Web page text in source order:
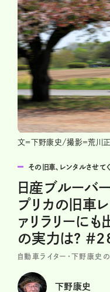
文＝下野康史/撮影＝荒川
その旧車、レンタルさせて
日産ブルーバ
プリカの旧車
ァリラリーに
の実力は? ＃
自動車ライター・下野康史
下野康史